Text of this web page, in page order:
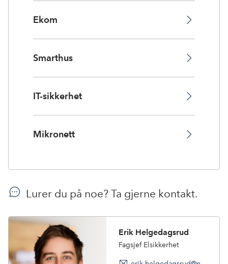
Ekom
Smarthus
IT-sikkerhet
Mikronett
Lurer du på noe? Ta gjerne kontakt.
Erik Helgedagsrud
Fagsjef Elsikkerhet